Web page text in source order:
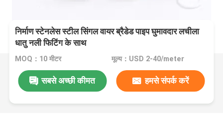
निर्माण स्टेनलेस स्टील सिंगल वायर ब्रैडेड पाइप घुमावदार लचीला
धातु नली फिटिंग के साथ
MOQ：10 मीटर मूल्य：USD 2-40/meter
सबसे अच्छी कीमत हमसे संपर्क करें